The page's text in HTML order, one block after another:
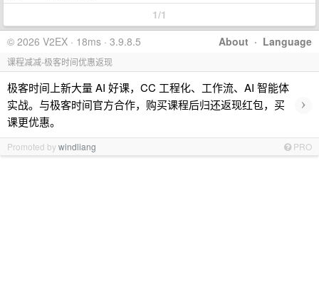
1/1
About · Language
© 2026 V2EX · 18ms · 3.9.8.5
课程减减-极客时间优惠返现
极客时间上新大量 AI 好课，CC 工程化、工作流、AI 智能体
实战。与极客时间官方合作，购买课程后归还返现红包，买
课更优惠。
›
Promoted bywindliang PRO